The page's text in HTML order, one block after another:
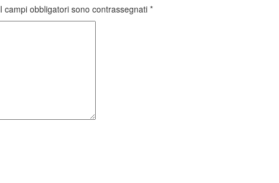
I campi obbligatori sono contrassegnati *